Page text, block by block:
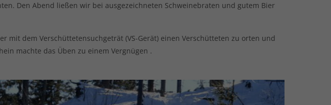
Den Abend ließen wir bei ausgezeichneten Schweinebraten und gutem Bier
mit dem Verschüttetensuchgeträt (VS-Gerät) einen Verschütteten zu orten und
machte das Üben zu einem Vergnügen .